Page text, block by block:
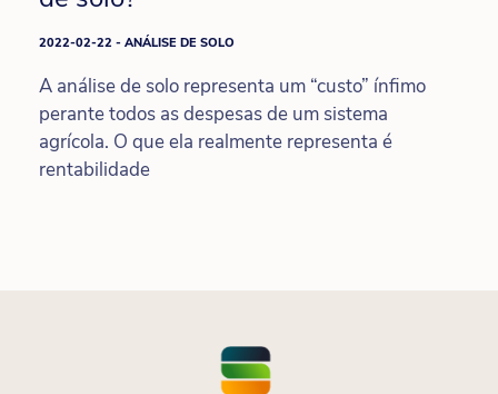
2022-02-22 - ANÁLISE DE SOLO
A análise de solo representa um “custo” ínfimo
perante todos as despesas de um sistema
agrícola. O que ela realmente representa é
rentabilidade